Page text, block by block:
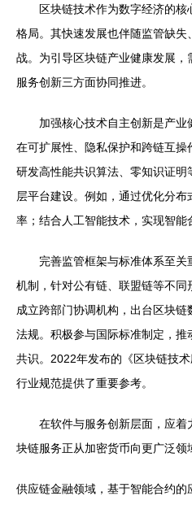
区块链技术作为数字经济的
格局。其快速发展也伴随监管缺
战。为引导区块链产业健康发展
服务创新三方面协同推进。
加强核心技术自主创新是产
在可扩展性、隐私保护和跨链互
研发高性能共识算法、零知识证
层平台建设。例如，通过优化分
率；结合人工智能技术，实现智能
完善监管框架与标准体系至
机制，针对公有链、联盟链等不
成立跨部门协调机构，出台区块
法规。积极参与国际标准制定，
共识。2022年发布的《区块链技
行业规范提供了重要参考。
在软件与服务创新层面，应
块链服务正从加密货币向更广泛领
供应链金融领域，基于智能合约